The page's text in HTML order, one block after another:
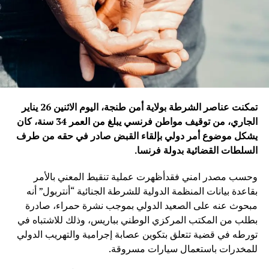
تمكنت عناصر الشرطة بولاية أمن طنجة، اليوم الاثنين 26 يناير
الجاري، من توقيف مواطن فرنسي يبلغ من العمر 34 سنة، كان
يشكل موضوع أمر دولي بإلقاء القبض صادر في حقه من طرف
السلطات القضائية بدولة فرنسا.
وحسب مصدر امني فقدأظهرت عملية تنقيط المعني بالأمر
بقاعدة بيانات المنظمة الدولية للشرطة الجنائية “أنتربول” أنه
مبحوث عنه على الصعيد الدولي بموجب نشرة حمراء، صادرة
بطلب من المكتب المركزي الوطني بباريس، وذلك للاشتباه في
تورطه في قضية تتعلق بتكوين عصابة إجرامية والتهريب الدولي
للمخدرات باستعمال سيارات مسروقة.